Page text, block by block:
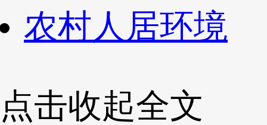
农村人居环境
点击收起全文